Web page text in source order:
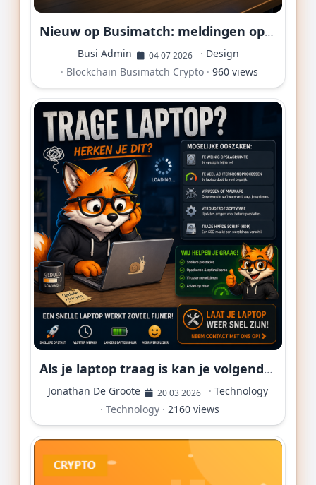
Nieuw op Busimatch: meldingen op je app-icoon, mis nooit nog een post!
Busi Admin 04 07 2026 · Design
· Blockchain Busimatch Crypto · 960 views
Als je laptop traag is kan je volgende stappen laten ondernemen bij PCT-Computers:
Jonathan De Groote 20 03 2026 · Technology
· Technology· 2160 views